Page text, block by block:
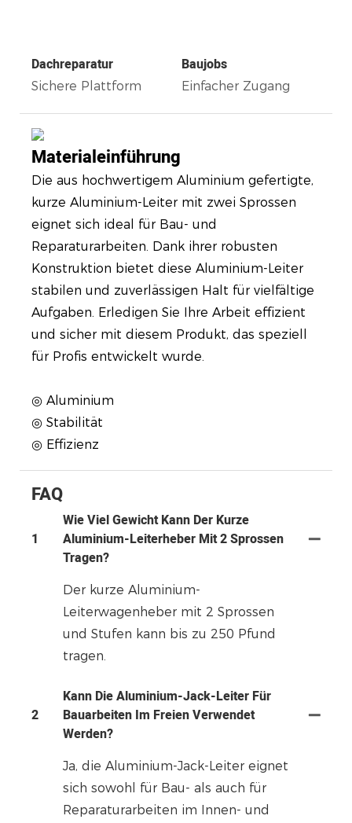
Dachreparatur
Sichere Plattform
Baujobs
Einfacher Zugang
Materialeinführung
Die aus hochwertigem Aluminium gefertigte,
kurze Aluminium-Leiter mit zwei Sprossen
eignet sich ideal für Bau- und
Reparaturarbeiten. Dank ihrer robusten
Konstruktion bietet diese Aluminium-Leiter
stabilen und zuverlässigen Halt für vielfältige
Aufgaben. Erledigen Sie Ihre Arbeit effizient
und sicher mit diesem Produkt, das speziell
für Profis entwickelt wurde.
◎ Aluminium
◎ Stabilität
◎ Effizienz
FAQ
1
Wie Viel Gewicht Kann Der Kurze
Aluminium-Leiterheber Mit 2 Sprossen
Tragen?
Der kurze Aluminium-
Leiterwagenheber mit 2 Sprossen
und Stufen kann bis zu 250 Pfund
tragen.
2
Kann Die Aluminium-Jack-Leiter Für
Bauarbeiten Im Freien Verwendet
Werden?
Ja, die Aluminium-Jack-Leiter eignet
sich sowohl für Bau- als auch für
Reparaturarbeiten im Innen- und